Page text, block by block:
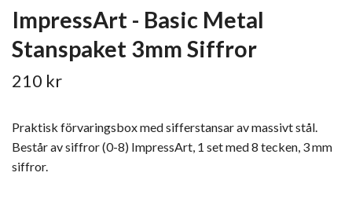
ImpressArt - Basic Metal
Stanspaket 3mm Siffror
210 kr
Praktisk förvaringsbox med sifferstansar av massivt stål.
Består av siffror (0-8) ImpressArt, 1 set med 8 tecken, 3 mm
siffror.